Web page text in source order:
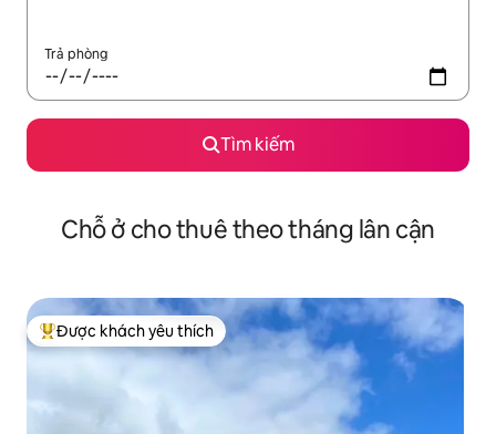
Trả phòng
Tìm kiếm
Chỗ ở cho thuê theo tháng lân cận
Được khách yêu thích nhất
Được khách yêu thích